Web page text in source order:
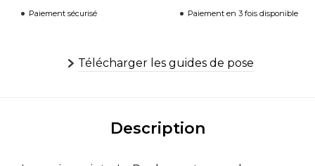
Paiement sécurisé
Paiement en 3 fois disponible
Télécharger les guides de pose
Description